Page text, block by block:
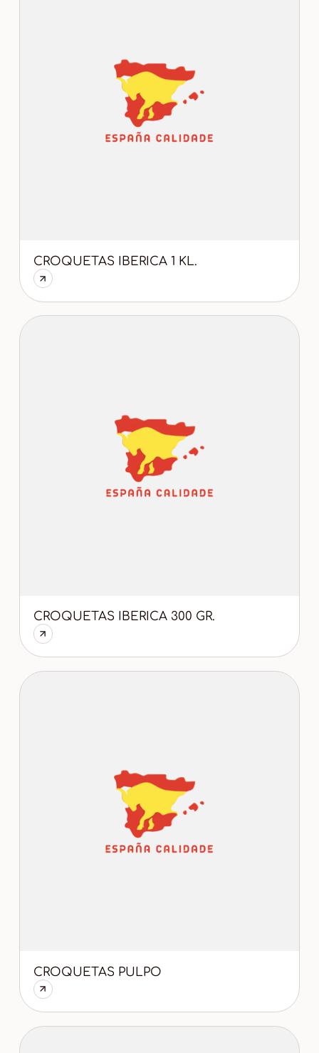
CROQUETAS IBERICA 1 KL.
CROQUETAS IBERICA 300 GR.
CROQUETAS PULPO